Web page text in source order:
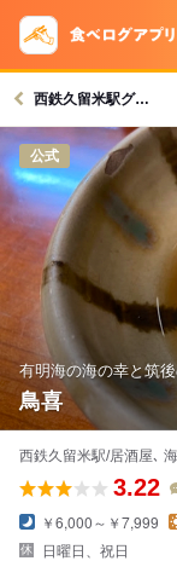
西鉄久留米駅グルメへ
公式
有明海の海の幸と筑
鳥喜
西鉄久留米駅/居酒屋､
3.22
￥6,000～￥7,999
日曜日、祝日
戻る